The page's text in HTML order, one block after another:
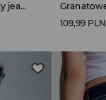
Granatowe mikroszorty jeansowe z aplikacją na tyle
109,99 PLN